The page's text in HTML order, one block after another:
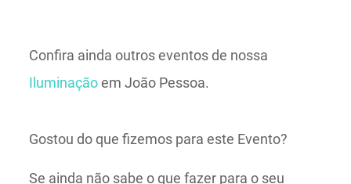
Confira ainda outros eventos de nossa
Iluminaçãoem João Pessoa.
Gostou do que fizemos para este Evento?
Se ainda não sabe o que fazer para o seu